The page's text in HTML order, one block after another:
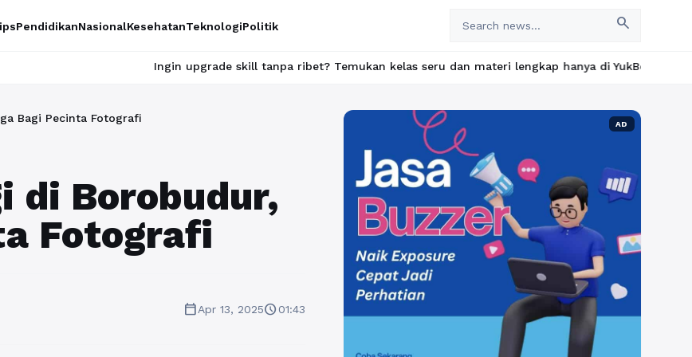
PendidikanNasionalKesehatanTeknologiPolitik search
Ingin upgrade skill tanpa ribet? Temukan kelas seru dan materi lengkap hanya di YukBelajar.com. Mulai
Bagi Pecinta Fotografi
di Borobudur,
Fotografi
calendar_todayApr 13, 2025schedule01:43
AD